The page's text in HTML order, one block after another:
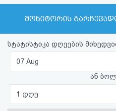
ავტორიზაცია
რეგისტრაცია
პაროლის
აღდგენა
მონიტორის
სტატისტიკა დღეების
07 Aug
ან
1 დღე